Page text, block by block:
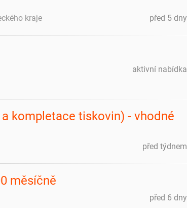
před 5 dny
kraje
aktivní nabídka
kompletace tiskovin) - vhodné
před týdnem
měsíčně
před 6 dny